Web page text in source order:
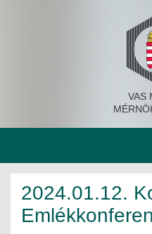
VAS
A KAMARA TÖRTÉNETE
2024.01.12.